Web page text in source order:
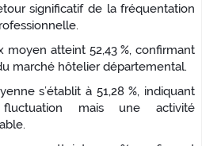
significatif de la fréquentation
moyen atteint 52,43 %, confirmant
marché hôtelier départemental.
s’établit à 51,28 %, indiquant
mais une activité